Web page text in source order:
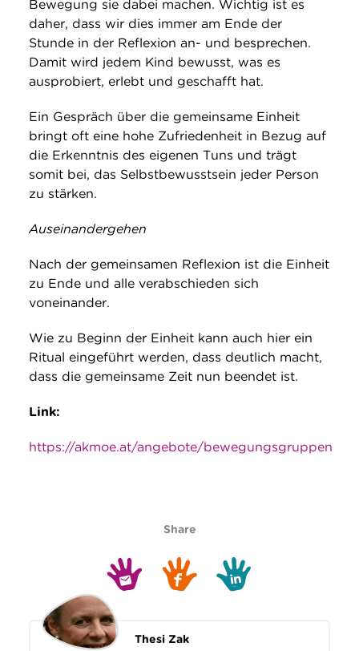
Bewegung sie dabei machen. Wichtig ist es
daher, dass wir dies immer am Ende der
Stunde in der Reflexion an- und besprechen.
Damit wird jedem Kind bewusst, was es
ausprobiert, erlebt und geschafft hat.
Ein Gespräch über die gemeinsame Einheit
bringt oft eine hohe Zufriedenheit in Bezug auf
die Erkenntnis des eigenen Tuns und trägt
somit bei, das Selbstbewusstsein jeder Person
zu stärken.
Auseinandergehen
Nach der gemeinsamen Reflexion ist die Einheit
zu Ende und alle verabschieden sich
voneinander.
Wie zu Beginn der Einheit kann auch hier ein
Ritual eingeführt werden, dass deutlich macht,
dass die gemeinsame Zeit nun beendet ist.
Link:
https://akmoe.at/angebote/bewegungsgruppen
Share
Thesi Zak